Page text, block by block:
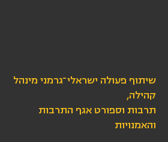
שיתוף פעולה ישראלי־גרמני מינהל
קהילה,
תרבות וספורט אגף התרבות
והאמנויות